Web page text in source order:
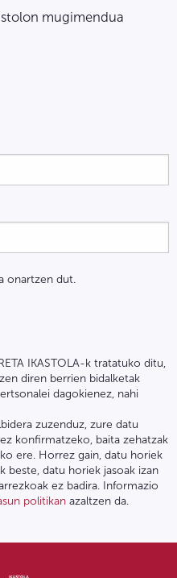
mugimendua
onartzen dut.
IKASTOLA-k tratatuko ditu,
diren berrien bidalketak
dagokienez, nahi
zuzenduz, zure datu
konfirmatzeko, baita zehatzak
ere. Horrez gain, datu horiek
beste, datu horiek jasoak izan
ez badira. Informazio
politikan azaltzen da.